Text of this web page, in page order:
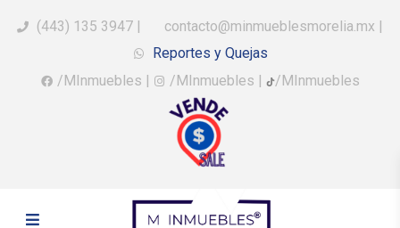
(443) 135 3947 | contacto@minmueblesmorelia.mx |
Reportes y Quejas
/MInmuebles | /MInmuebles | /MInmuebles